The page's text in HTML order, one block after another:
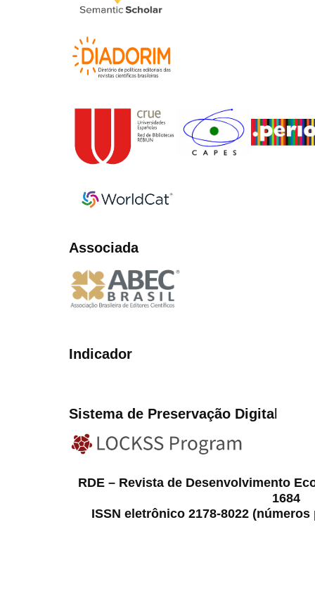
Associada
Indicador
Sistema de Preservação Digital
RDE – Revista de Desenvolvimento
1684
ISSN eletrônico 2178-8022